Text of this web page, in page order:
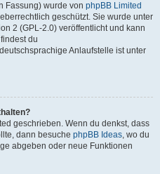
Fassung) wurde von phpBB Limited
geschützt. Sie wurde unter
2 (GPL-2.0) veröffentlicht und kann
du
Anlaufstelle ist unter
geschrieben. Wenn du denkst, dass
dann besuche phpBB Ideas, wo du
abgeben oder neue Funktionen